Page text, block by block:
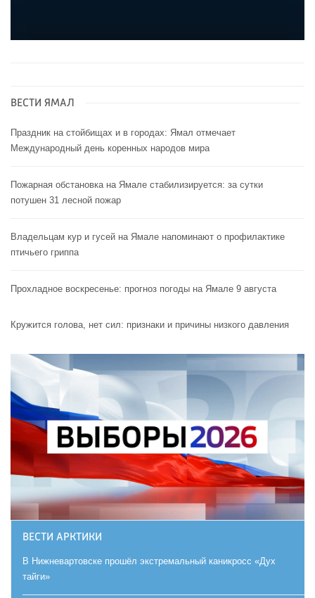
ВЕСТИ ЯМАЛ
Праздник на стойбищах и в городах: Ямал отмечает
Международный день коренных народов мира
Пожарная обстановка на Ямале стабилизируется: за сутки
потушен 31 лесной пожар
Владельцам кур и гусей на Ямале напоминают o профилактике
птичьего гриппа
Прохладное воскресенье: прогноз погоды на Ямале 9 августа
Кружится голова, нет сил: признаки и причины низкого давления
ВЕСТИ АРКТИКИ
В Нижневартовске прошёл экстремальный каникросс «Дух
тайги»